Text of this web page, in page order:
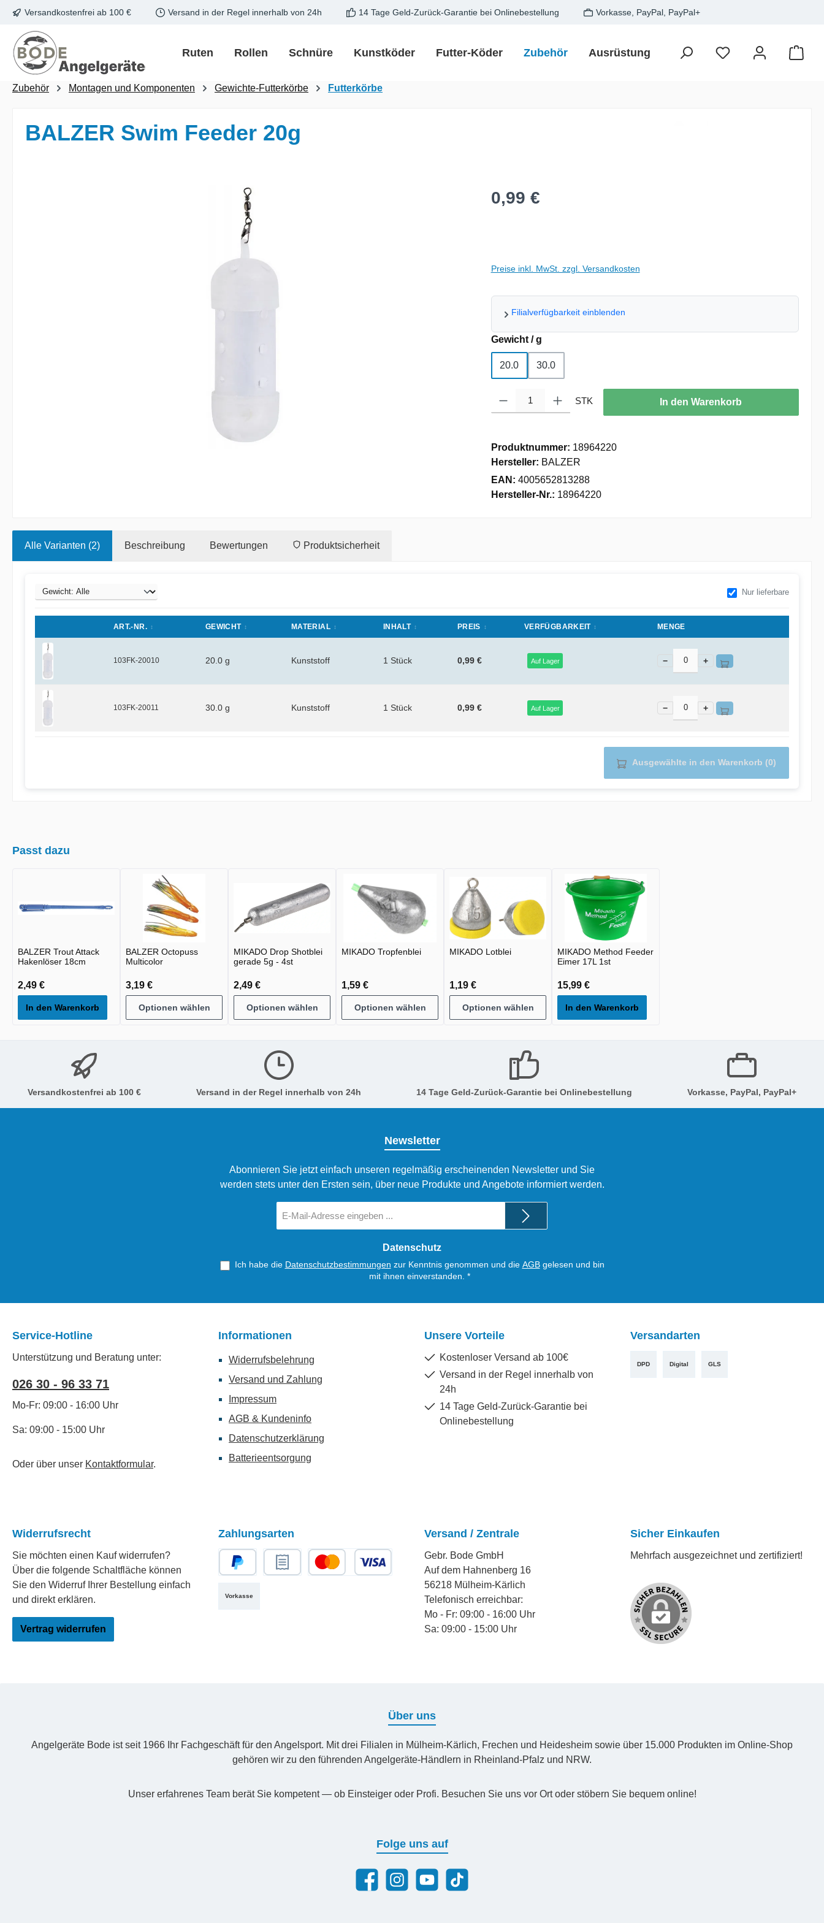
Hauptinhalt springen
Zur Suche springen
Zur Hauptnavigation springen
Versandkostenfrei ab 100 € Versand in der Regel innerhalb von 24h 14 Tage Geld-Zurück-Garantie bei Onlinebestellung Vorkasse, PayPal, PayPal+
Ruten Rollen Schnüre Kunstköder Futter-Köder Zubehör Ausrüstung Zielfisch SALE
Zubehör Montagen und Komponenten Gewichte-Futterkörbe Futterkörbe
BALZER Swim Feeder 20g
Regulärer Preis:
0,99 €
Preise inkl. MwSt. zzgl. Versandkosten
Filialverfügbarkeit einblenden
Gewicht / gauswählen
20.0 30.0
Produkt Anzahl: Gib den gewünschten Wert ein oder benutze die Schaltflächen um
STK In den Warenkorb
Produktnummer: 18964220
Hersteller: BALZER
EAN: 4005652813288
Hersteller-Nr.: 18964220
Alle Varianten (2) Beschreibung Bewertungen Produktsicherheit
Nur lieferbare
ART.-NR. GEWICHT MATERIAL INHALT PREIS VERFÜGBARKEIT MENGE
103FK-20010 20.0 g Kunststoff 1 Stück 0,99 € Auf Lager − +
103FK-20011 30.0 g Kunststoff 1 Stück 0,99 € Auf Lager − +
Ausgewählte in den Warenkorb (0)
Passt dazu
BALZER Trout Attack
Hakenlöser 18cm
2,49 €
In den Warenkorb
BALZER Octopuss
Multicolor
3,19 €
Optionen wählen
MIKADO Drop Shotblei
gerade 5g - 4st
2,49 €
Optionen wählen
MIKADO Tropfenblei
1,59 €
Optionen wählen
MIKADO Lotblei
1,19 €
Optionen wählen
MIKADO Method Feeder
Eimer 17L 1st
15,99 €
In den Warenkorb
Versandkostenfrei ab 100 € Versand in der Regel innerhalb von 24h 14 Tage Geld-Zurück-Garantie bei Onlinebestellung Vorkasse, PayPal, PayPal+
Newsletter
Abonnieren Sie jetzt einfach unseren regelmäßig erscheinenden Newsletter und Sie
werden stets unter den Ersten sein, über neue Produkte und Angebote informiert werden.
Mail-
Datenschutz
Ich habe die Datenschutzbestimmungen zur Kenntnis genommen und die AGBgelesen und bin
mit ihnen einverstanden. *
Service-Hotline
Unterstützung und Beratung unter:
026 30 - 96 33 71
Mo-Fr: 09:00 - 16:00 Uhr
Sa: 09:00 - 15:00 Uhr
Oder über unser Kontaktformular.
Informationen
Widerrufsbelehrung
Versand und Zahlung
Impressum
AGB & Kundeninfo
Datenschutzerklärung
Batterieentsorgung
Unsere Vorteile
Kostenloser Versand ab 100€
Versand in der Regel innerhalb von
24h
14 Tage Geld-Zurück-Garantie bei
Onlinebestellung
Versandarten
DPD Digital GLS
Widerrufsrecht
Sie möchten einen Kauf widerrufen?
Über die folgende Schaltfläche können
Sie den Widerruf Ihrer Bestellung einfach
und direkt erklären.
Vertrag widerrufen
Zahlungsarten
Vorkasse
Versand / Zentrale
Gebr. Bode GmbH
Auf dem Hahnenberg 16
56218 Mülheim-Kärlich
Telefonisch erreichbar:
Mo - Fr: 09:00 - 16:00 Uhr
Sa: 09:00 - 15:00 Uhr
Sicher Einkaufen
Mehrfach ausgezeichnet und zertifiziert!
Über uns
Angelgeräte Bode ist seit 1966 Ihr Fachgeschäft für den Angelsport. Mit drei Filialen in Mülheim-Kärlich, Frechen und Heidesheim sowie über 15.000 Produkten im Online-Shop
gehören wir zu den führenden Angelgeräte-Händlern in Rheinland-Pfalz und NRW.
Unser erfahrenes Team berät Sie kompetent — ob Einsteiger oder Profi. Besuchen Sie uns vor Ort oder stöbern Sie bequem online!
Folge uns auf
FacebookInstagramYouTubeTikTok